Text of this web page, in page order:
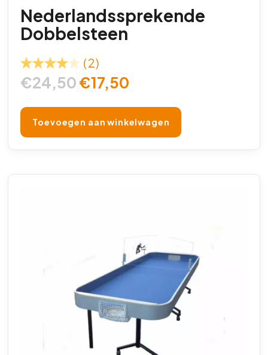
Nederlandssprekende
Dobbelsteen
(2)
€24,50€17,50
Toevoegen aan winkelwagen